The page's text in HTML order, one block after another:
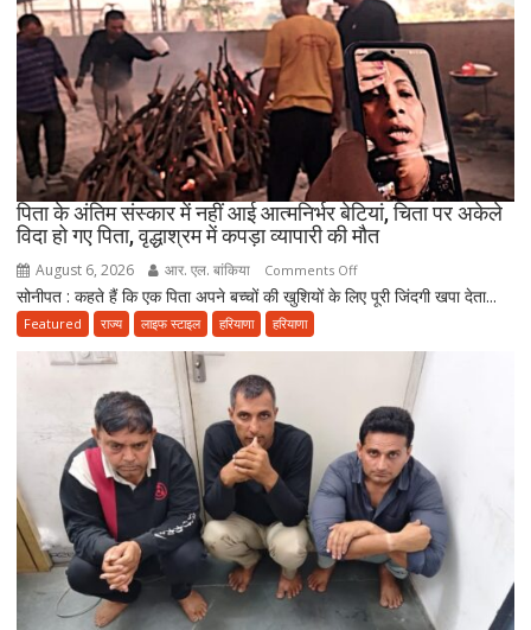
हिंदू-
मुस्लिम
मिलकर
निभाते
सेवा
की
परंपरा
पिता के अंतिम संस्कार में नहीं आई आत्मनिर्भर बेटियां, चिता पर अकेले
विदा हो गए पिता, वृद्धाश्रम में कपड़ा व्यापारी की मौत
August 6, 2026 आर. एल. बांकिया Comments Offon
पिता
नहीं
आई
आत्मनिर्भर
बेटियां,
चिता
पर
अकेले
विदा
सोनीपत : कहते हैं कि एक पिता अपने बच्चों की खुशियों के लिए पूरी जिंदगी खपा देता...
Featured राज्य लाइफ स्टाइल हरियाणा हरियाणा